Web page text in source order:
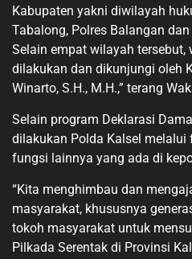
Kabupaten yakni diwilayah
Tabalong, Polres Balangan
Selain empat wilayah
dilakukan dan dikunjungi oleh
Winarto, S.H., M.H.,” terang
Selain program Deklarasi
dilakukan Polda Kalsel
fungsi lainnya yang ada di
“Kita menghimbau dan
masyarakat, khususnya
tokoh masyarakat untuk
Pilkada Serentak di Provinsi